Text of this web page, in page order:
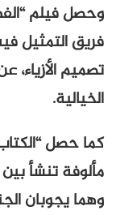
وحصل فيلم
فريق التمثيل
تصميم الأزياء،
الخيالية.
كما حصل
مألوفة تنشأ
وهما يجوبان